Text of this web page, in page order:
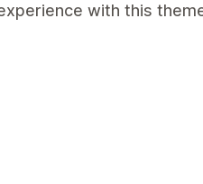
with this